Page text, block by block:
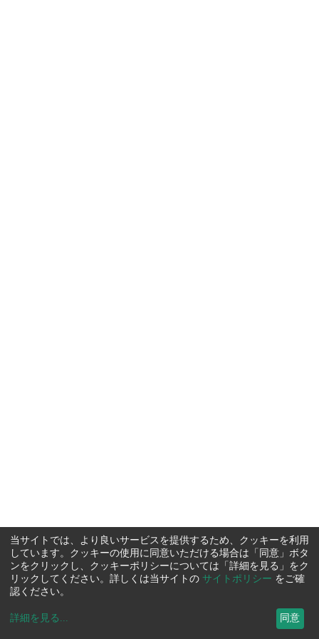
当サイトでは、より良いサービスを提供するため、クッキーを利用
しています。クッキーの使用に同意いただける場合は「同意」ボタ
ンをクリックし、クッキーポリシーについては「詳細を見る」をク
リックしてください。詳しくは当サイトの サイトポリシー をご確
認ください。
詳細を見る ... 同意